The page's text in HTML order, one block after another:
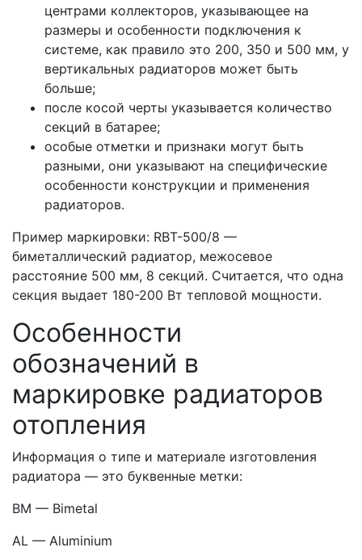
центрами коллекторов, указывающее на
размеры и особенности подключения к
системе, как правило это 200, 350 и 500 мм, у
вертикальных радиаторов может быть
больше;
после косой черты указывается количество
секций в батарее;
особые отметки и признаки могут быть
разными, они указывают на специфические
особенности конструкции и применения
радиаторов.
Пример маркировки: RBT-500/8 —
биметаллический радиатор, межосевое
расстояние 500 мм, 8 секций. Считается, что одна
секция выдает 180-200 Вт тепловой мощности.
Особенности
обозначений в
маркировке радиаторов
отопления
Информация о типе и материале изготовления
радиатора — это буквенные метки:
BM — Bimetal
AL — Aluminium